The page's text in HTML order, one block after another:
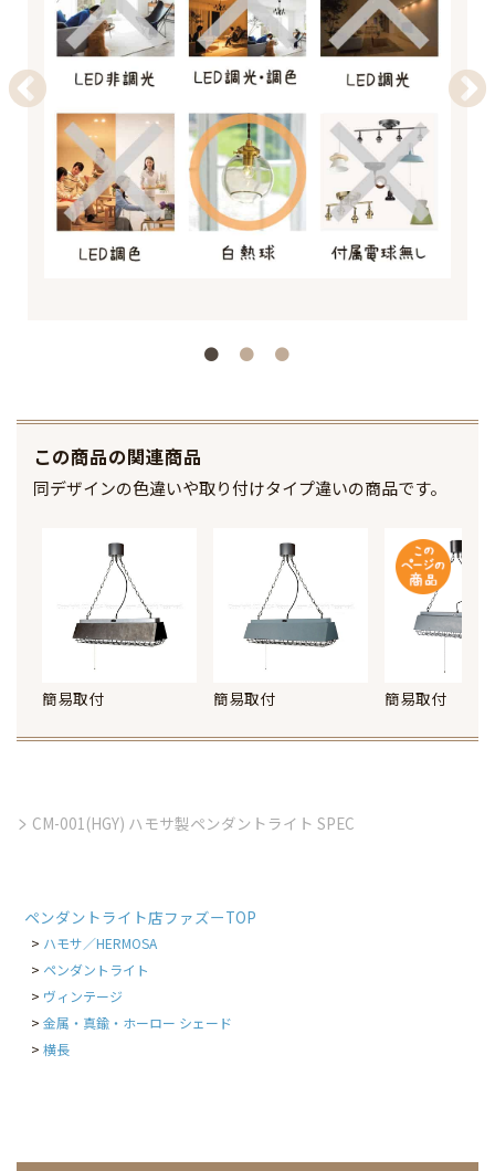
この商品の関連商品
同デザインの色違いや取り付けタイプ違いの商品です。
簡易取付 簡易取付 簡易取付
CM-001(HGY) ハモサ製ペンダントライト SPEC
ペンダントライト店ファズーTOP
ハモサ／HERMOSA
ペンダントライト
ヴィンテージ
金属・真鍮・ホーロー シェード
横長